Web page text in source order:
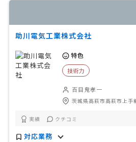
助川電気工業株式会社
特色
技術力
百目鬼孝一
茨城県高萩市高萩市上
実績 クチコミ
対応業務